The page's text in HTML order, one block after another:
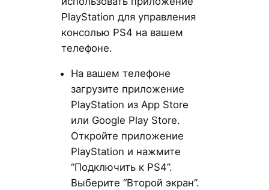
PlayStation для управления
консолью PS4 на вашем
телефоне.
На вашем телефоне
загрузите приложение
PlayStation из App Store
или Google Play Store.
Откройте приложение
PlayStation и нажмите
“Подключить к PS4”.
Выберите “Второй экран”.